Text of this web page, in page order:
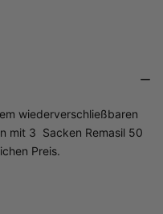
wiederverschließbaren
mit 3 Sacken Remasil 50
Preis.